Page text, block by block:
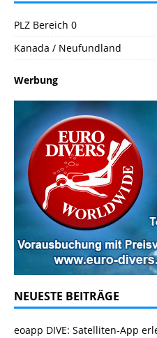
PLZ Bereich 0
Kanada / Neufundland
Werbung
NEUESTE BEITRÄGE
eoapp DIVE: Satelliten-App